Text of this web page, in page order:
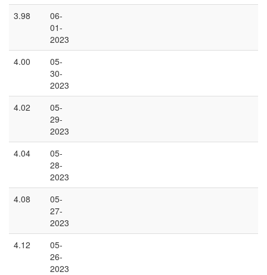
3.98
06-
01-
2023
4.00
05-
30-
2023
4.02
05-
29-
2023
4.04
05-
28-
2023
4.08
05-
27-
2023
4.12
05-
26-
2023